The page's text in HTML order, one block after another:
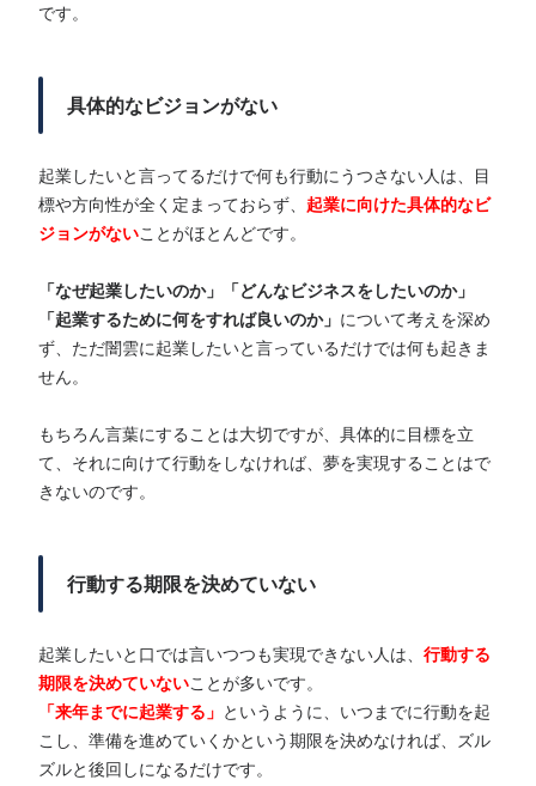
です。
具体的なビジョンがない
起業したいと言ってるだけで何も行動にうつさない人は、目
標や方向性が全く定まっておらず、 起業に向けた具体的なビ
ジョンがないことがほとんどです。
「なぜ起業したいのか」「どんなビジネスをしたいのか」
「起業するために何をすれば良いのか」 について考えを深め
ず、ただ闇雲に起業したいと言っているだけでは何も起きま
せん。
もちろん言葉にすることは大切ですが、具体的に目標を立
て、それに向けて行動をしなければ、夢を実現することはで
きないのです。
行動する期限を決めていない
起業したいと口では言いつつも実現できない人は、 行動する
期限を決めていないことが多いです。
「来年までに起業する」 というように、いつまでに行動を起
こし、準備を進めていくかという期限を決めなければ、ズル
ズルと後回しになるだけです。